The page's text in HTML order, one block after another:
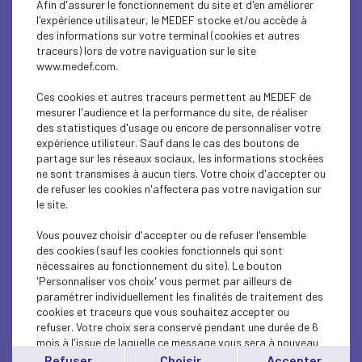
SUSTAINABLE DEVELOPMENT
SUSTAINABLE DEVELOPMENT
INTERNATIONAL - EUROPE
SUSTAINABLE DEVELOPMENT
SOCIAL
INTERNATIONAL - EUROPE
INTERNATIONAL - EUROPE
SUSTAINABLE DEVELOPMENT
ECONOMY
Afin d'assurer le fonctionnement du site et d'en améliorer
l'expérience utilisateur, le MEDEF stocke et/ou accède à
des informations sur votre terminal (cookies et autres
traceurs) lors de votre naviguation sur le site
www.medef.com.
Ces cookies et autres traceurs permettent au MEDEF de
mesurer l'audience et la performance du site, de réaliser
des statistiques d'usage ou encore de personnaliser votre
expérience utilisteur. Sauf dans le cas des boutons de
partage sur les réseaux sociaux, les informations stockées
ne sont transmises à aucun tiers. Votre choix d'accepter ou
de refuser les cookies n'affectera pas votre navigation sur
le site.
Vous pouvez choisir d'accepter ou de refuser l'ensemble
des cookies (sauf les cookies fonctionnels qui sont
nécessaires au fonctionnement du site). Le bouton
'Personnaliser vos choix' vous permet par ailleurs de
paramétrer individuellement les finalités de traitement des
cookies et traceurs que vous souhaitez accepter ou
refuser. Votre choix sera conservé pendant une durée de 6
mois à l'issue de laquelle ce message vous sera à nouveau
affiché..